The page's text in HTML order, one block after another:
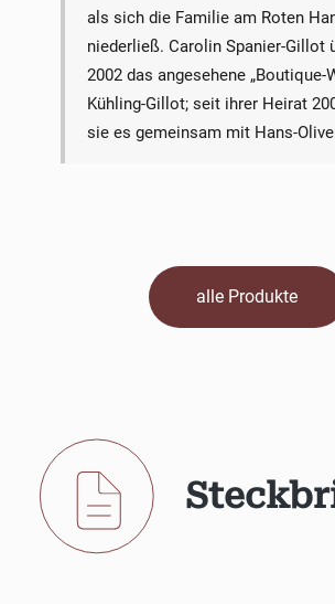
als sich die Familie am Roten
niederließ. Carolin Spanier-Gillot
2002 das angesehene „Boutique-
Kühling-Gillot; seit ihrer Heirat
sie es gemeinsam mit Hans-
alle Produkte